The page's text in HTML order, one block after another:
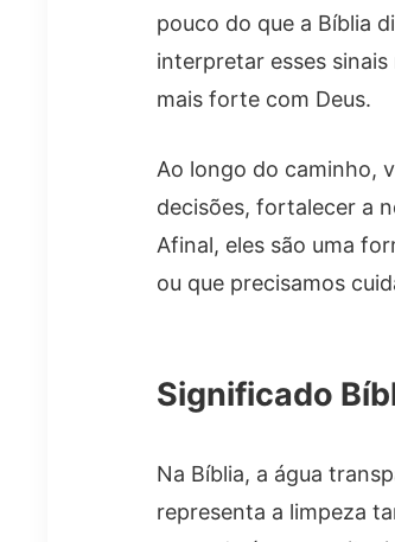
pouco do que a Bíblia
interpretar esses
mais forte com Deus.
Ao longo do caminho,
decisões, fortalecer a
Afinal, eles são uma
ou que precisamos
Significado
Na Bíblia, a água
representa a limpeza